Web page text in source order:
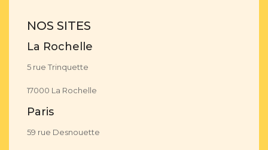
NOS SITES
La Rochelle
5 rue Trinquette
17000 La Rochelle
Paris
59 rue Desnouette